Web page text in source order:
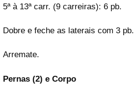
5ª à 13ª carr. (9 carreiras): 6 pb.
Dobre e feche as laterais com 3 pb.
Arremate.
Pernas (2) e Corpo